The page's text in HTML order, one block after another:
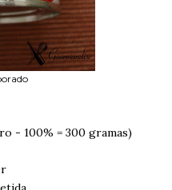
- 100% = 300 gramas)